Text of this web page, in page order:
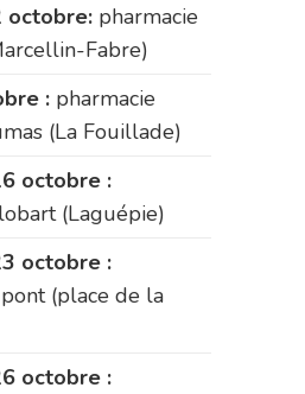
octobre: pharmacie
Fabre)
: pharmacie
(La Fouillade)
octobre :
(Laguépie)
octobre :
(place de la
octobre :